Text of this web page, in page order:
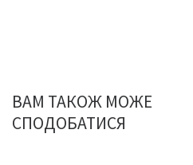
ВАМ ТАКОЖ МОЖЕ
СПОДОБАТИСЯ